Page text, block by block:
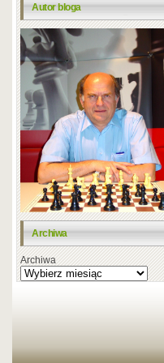
Autor bloga
Archiwa
Archiwa